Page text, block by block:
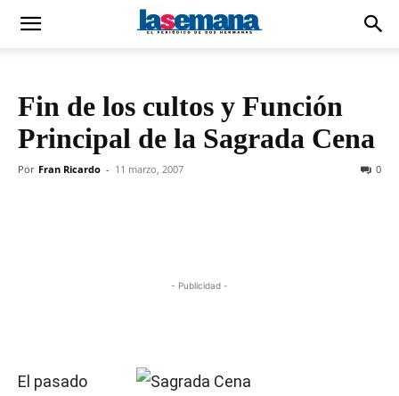
Fin de los cultos y Función
Principal de la Sagrada Cena
Por Fran Ricardo - 11 marzo, 2007 0
- Publicidad -
El pasado